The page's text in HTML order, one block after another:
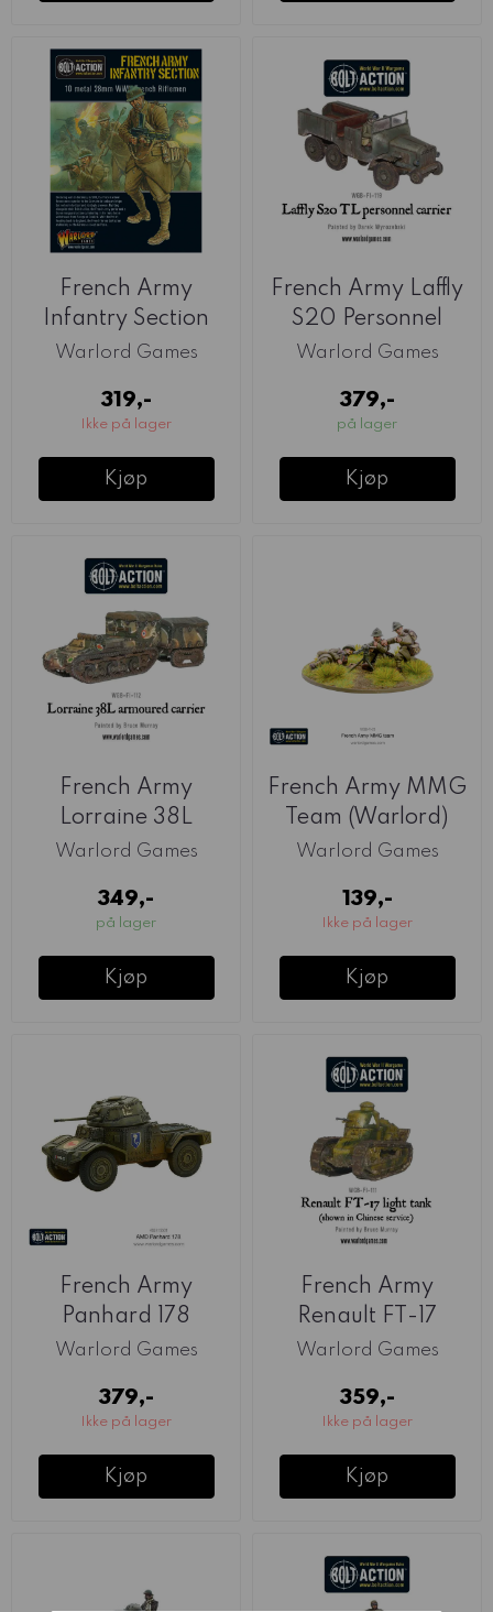
French Army
Infantry Section
(Warlord)
Warlord Games
319,-
Ikke på lager
Kjøp
French Army Laffly
S20 Personnel
Carrier ...
Warlord Games
379,-
på lager
Kjøp
French Army
Lorraine 38L
Armoured Carrier
Warlord Games
349,-
på lager
Kjøp
French Army MMG
Team (Warlord)
Warlord Games
139,-
Ikke på lager
Kjøp
French Army
Panhard 178
Armoured Car
Warlord Games
379,-
Ikke på lager
Kjøp
French Army
Renault FT-17
(Warlord)
Warlord Games
359,-
Ikke på lager
Kjøp